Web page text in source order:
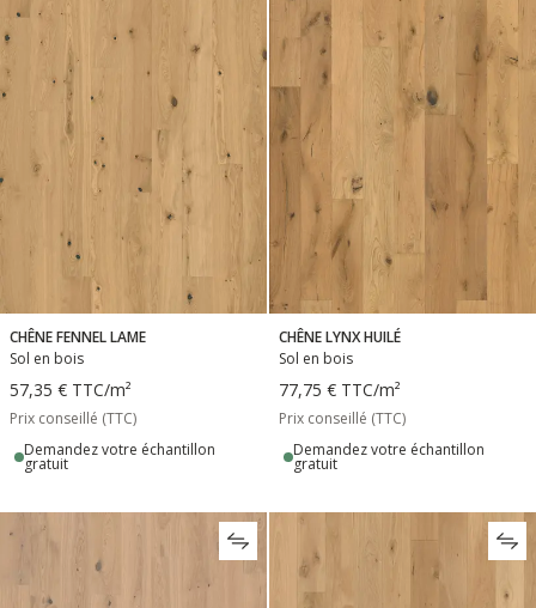
CHÊNE FENNEL LAME
Sol en bois
57,35 € TTC/m²
Prix conseillé (TTC)
Demandez votre échantillon
gratuit
CHÊNE LYNX HUILÉ
Sol en bois
77,75 € TTC/m²
Prix conseillé (TTC)
Demandez votre échantillon
gratuit